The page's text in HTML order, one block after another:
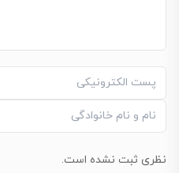
نظری ثبت نشده است.